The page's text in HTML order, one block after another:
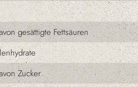
gesättigte Fettsäuren
Zucker